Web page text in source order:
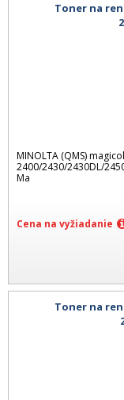
Toner na
MINOLTA (QMS)
2400/2430/2430DL/
Ma
Cena na vyžiadanie
Toner na